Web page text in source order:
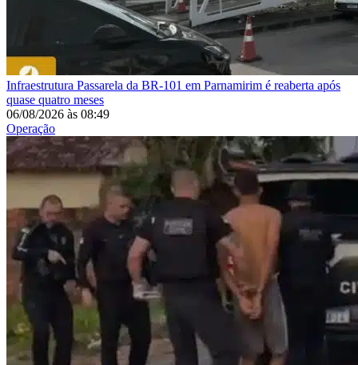
Infraestrutura Passarela da BR-101 em Parnamirim é reaberta após
quase quatro meses
06/08/2026 às 08:49
Operação